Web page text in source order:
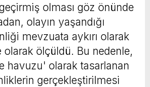
olması göz önünde
olayın yaşandığı
mevzuata aykırı olarak
olarak ölçüldü. Bu nedenle,
havuzu' olarak tasarlanan
gerçekleştirilmesi